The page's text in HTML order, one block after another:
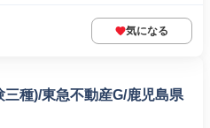
気になる
種)/東急不動産G/鹿児島県